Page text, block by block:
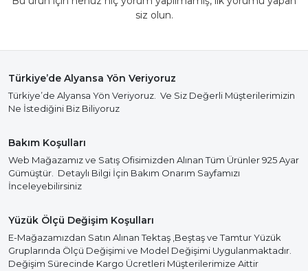
siz olun.
Türkiye’de Alyansa Yön Veriyoruz
Türkiye’de Alyansa Yön Veriyoruz. Ve Siz Değerli Müşterilerimizin
Ne İstediğini Biz Biliyoruz
Bakım Koşulları
Web Mağazamız ve Satış Ofisimizden Alınan Tüm Ürünler 925 Ayar
Gümüştür. Detaylı Bilgi İçin Bakım Onarım Sayfamızı
İnceleyebilirsiniz
Yüzük Ölçü Değişim Koşulları
E-Mağazamızdan Satın Alınan Tektaş ,Beştaş ve Tamtur Yüzük
Gruplarında Ölçü Değişimi ve Model Değişimi Uygulanmaktadır.
Değişim Sürecinde Kargo Ücretleri Müşterilerimize Aittir